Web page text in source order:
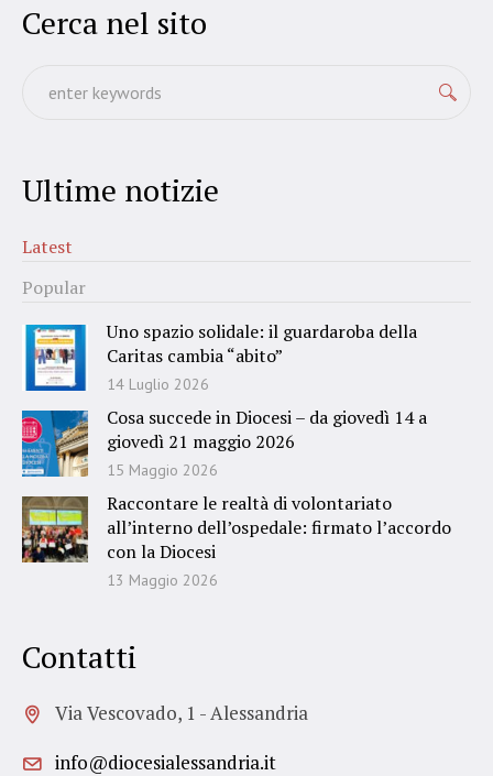
Cerca nel sito
Ultime notizie
Latest
Popular
Uno spazio solidale: il guardaroba della
Caritas cambia “abito”
14 Luglio 2026
Cosa succede in Diocesi – da giovedì 14 a
giovedì 21 maggio 2026
15 Maggio 2026
Raccontare le realtà di volontariato
all’interno dell’ospedale: firmato l’accordo
con la Diocesi
13 Maggio 2026
Contatti
Via Vescovado, 1 - Alessandria
info@diocesialessandria.it